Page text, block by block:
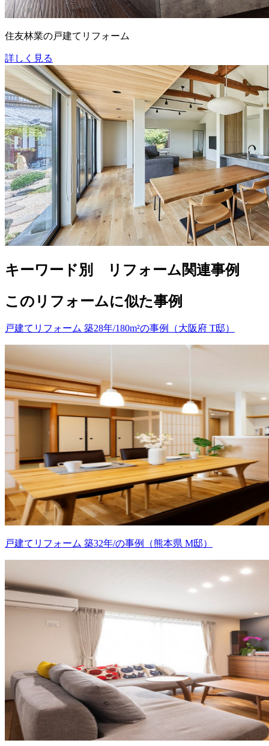
住友林業の戸建てリフォーム
詳しく見る
キーワード別 リフォーム関連事例
このリフォームに似た事例
戸建てリフォーム 築28年/180m²の事例（大阪府 T邸）
戸建てリフォーム 築32年/の事例（熊本県 M邸）